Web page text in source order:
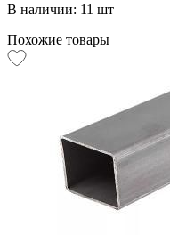
В наличии: 11 шт
Похожие товары